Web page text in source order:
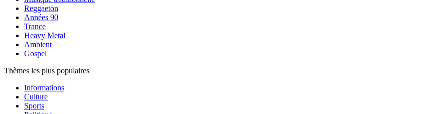
Reggaeton
Années 90
Trance
Heavy Metal
Ambient
Gospel
Thèmes les plus populaires
Informations
Culture
Sports